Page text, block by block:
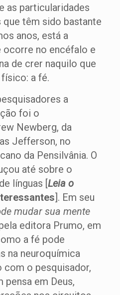
as particularidades
que têm sido bastante
anos, está a
ocorre no encéfalo e
de crer naquilo que
a fé.
a
foi o
Newberg, da
Jefferson, no
da Pensilvânia. O
até sobre o
línguas [Leia o
]. Em seu
mudar sua mente
editora Prumo, em
a fé pode
na neuroquímica
com o pesquisador,
pensa em Deus,